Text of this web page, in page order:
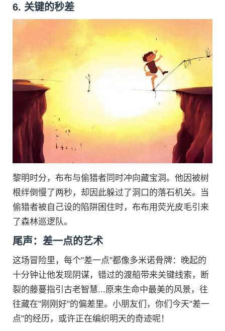
6. 关键的秒差
黎明时分，布布与偷猎者同时冲向藏宝洞。他因被树
根绊倒慢了两秒，却因此躲过了洞口的落石机关。当
偷猎者被自己设的陷阱困住时，布布用荧光皮毛引来
了森林巡逻队。
尾声：差一点的艺术
这场冒险里，每个"差一点"都像多米诺骨牌：晚起的
十分钟让他发现阴谋，错过的渡船带来关键线索，断
裂的藤蔓指引古老智慧...原来生命中最美的风景，往
往藏在"刚刚好"的偏差里。小朋友们，你们今天"差一
点"的经历，或许正在编织明天的奇迹呢！